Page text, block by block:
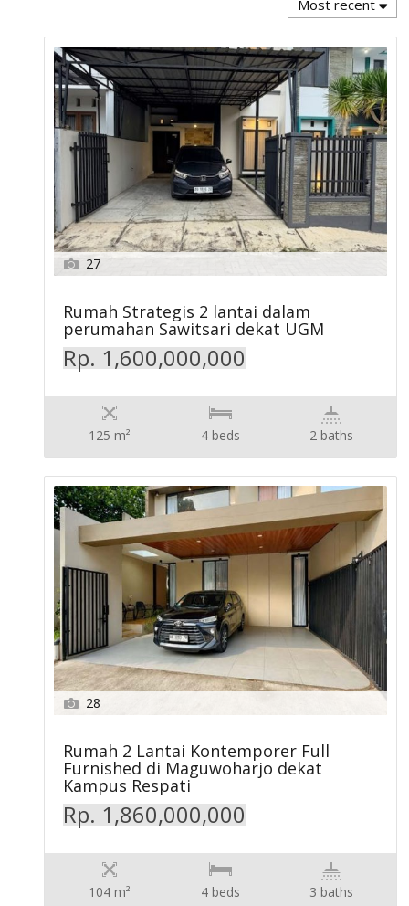
Most recent
27
Rumah Strategis 2 lantai dalam
perumahan Sawitsari dekat UGM
Rp. 1,600,000,000
125 m² 4 beds 2 baths
28
Rumah 2 Lantai Kontemporer Full
Furnished di Maguwoharjo dekat
Kampus Respati
Rp. 1,860,000,000
104 m² 4 beds 3 baths